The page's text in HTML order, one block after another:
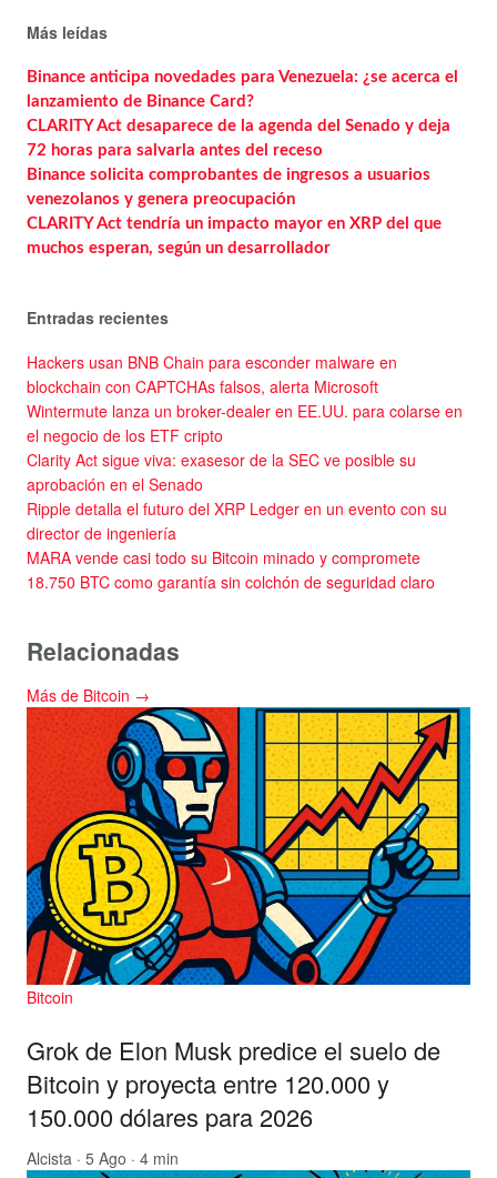
Más leídas
Binance anticipa novedades para Venezuela: ¿se acerca el
lanzamiento de Binance Card?
CLARITY Act desaparece de la agenda del Senado y deja
72 horas para salvarla antes del receso
Binance solicita comprobantes de ingresos a usuarios
venezolanos y genera preocupación
CLARITY Act tendría un impacto mayor en XRP del que
muchos esperan, según un desarrollador
Entradas recientes
Hackers usan BNB Chain para esconder malware en
blockchain con CAPTCHAs falsos, alerta Microsoft
Wintermute lanza un broker-dealer en EE.UU. para colarse en
el negocio de los ETF cripto
Clarity Act sigue viva: exasesor de la SEC ve posible su
aprobación en el Senado
Ripple detalla el futuro del XRP Ledger en un evento con su
director de ingeniería
MARA vende casi todo su Bitcoin minado y compromete
18.750 BTC como garantía sin colchón de seguridad claro
Relacionadas
Más de Bitcoin →
Bitcoin
Grok de Elon Musk predice el suelo de
Bitcoin y proyecta entre 120.000 y
150.000 dólares para 2026
Alcista · 5 Ago · 4 min